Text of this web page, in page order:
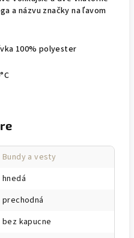
a názvu značky na ľavom
100% polyester
Bundy a vesty
hnedá
prechodná
bez kapucne